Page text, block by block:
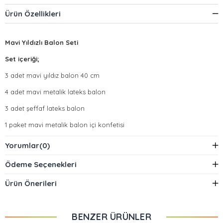
Ürün Özellikleri
Mavi Yıldızlı Balon Seti
Set içeriği;
3 adet mavi yıldız balon 40 cm
4 adet mavi metalik lateks balon
3 adet şeffaf lateks balon
1 paket mavi metalik balon içi konfetisi
NOT: 1 paket mavi balon konfetisini 3 tane şeffaf balonun
içerisine eşit miktar da doldurduktan sonra şişiriniz.
Yorumlar(0)
Ödeme Seçenekleri
Ürün Önerileri
BENZER ÜRÜNLER